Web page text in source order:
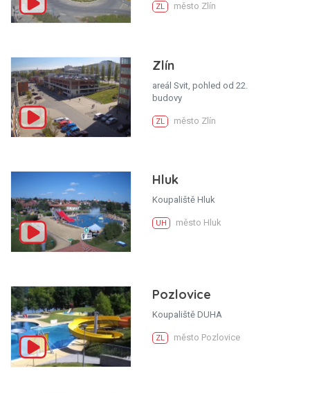
ZL město Zlín
Zlín
areál Svit, pohled od 22.
budovy
ZL město Zlín
Hluk
Koupaliště Hluk
UH město Hluk
Pozlovice
Koupaliště DUHA
ZL město Pozlovice